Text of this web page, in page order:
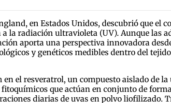
en Estados Unidos, descubrió que el
la radiación ultravioleta (UV). Aunque las
aporta una perspectiva innovadora
y genéticos medibles dentro del
el resveratrol, un compuesto aislado de
que actúan en conjunto de
diarias de uvas en polvo liofilizado.